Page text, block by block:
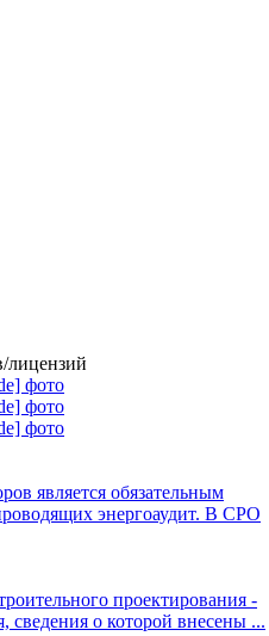
лицензий
является обязательным
энергоаудит. В СРО
проектирования -
сведения о которой внесены ...